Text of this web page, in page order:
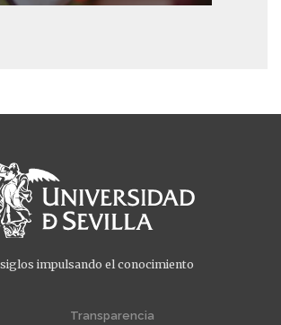
impulsando el conocimiento
Transparencia